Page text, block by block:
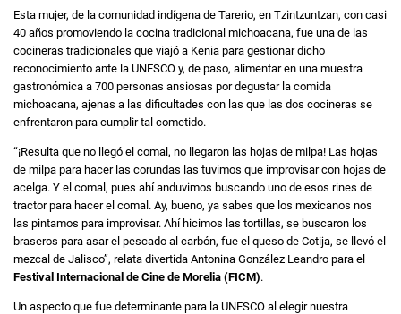
Esta mujer, de la comunidad indígena de Tarerio, en Tzintzuntzan, con casi
40 años promoviendo la cocina tradicional michoacana, fue una de las
cocineras tradicionales que viajó a Kenia para gestionar dicho
reconocimiento ante la UNESCO y, de paso, alimentar en una muestra
gastronómica a 700 personas ansiosas por degustar la comida
michoacana, ajenas a las dificultades con las que las dos cocineras se
enfrentaron para cumplir tal cometido.
“¡Resulta que no llegó el comal, no llegaron las hojas de milpa! Las hojas
de milpa para hacer las corundas las tuvimos que improvisar con hojas de
acelga. Y el comal, pues ahí anduvimos buscando uno de esos rines de
tractor para hacer el comal. Ay, bueno, ya sabes que los mexicanos nos
las pintamos para improvisar. Ahí hicimos las tortillas, se buscaron los
braseros para asar el pescado al carbón, fue el queso de Cotija, se llevó el
mezcal de Jalisco”, relata divertida Antonina González Leandro para el
Festival Internacional de Cine de Morelia (FICM).
Un aspecto que fue determinante para la UNESCO al elegir nuestra